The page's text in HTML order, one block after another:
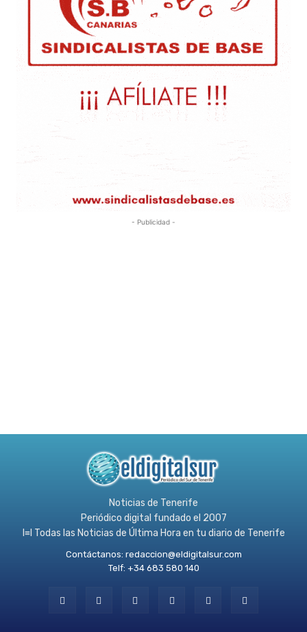
- Publicidad -
Noticias de Tenerife
Periódico digital fundado el 2007
l≡l Todas las Noticias de Última Hora en tu diario de Tenerife
Contáctanos: redaccion@eldigitalsur.com
Telf: +34 683 580 140